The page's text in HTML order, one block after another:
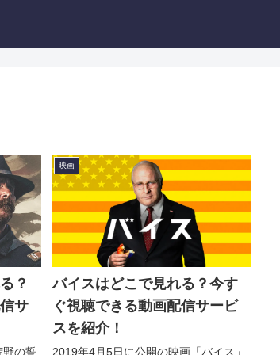
？
サ
野の誓
映画
バイスはどこで見れる？今す
ぐ視聴できる動画配信サービ
スを紹介！
2019年4月5日に公開の映画「バイス」